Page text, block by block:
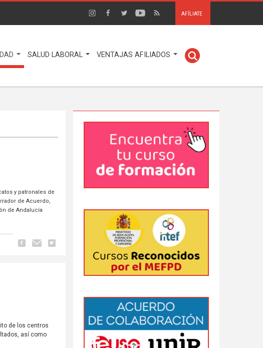
AFÍLIATE
SALUD LABORAL VENTAJAS AFILIADOS
y patronales de
de Acuerdo,
de Andalucía
de los centros
así como